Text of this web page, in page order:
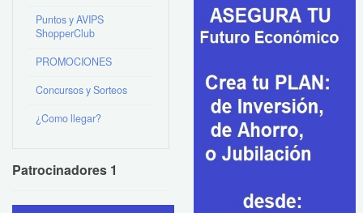
Puntos y AVIPS
ShopperClub
PROMOCIONES
Concursos y Sorteos
¿Como llegar?
Patrocinadores 1